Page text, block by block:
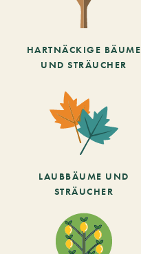
HARTNÄCKIGE BÄUME
UND STRÄUCHER
LAUBBÄUME UND
STRÄUCHER